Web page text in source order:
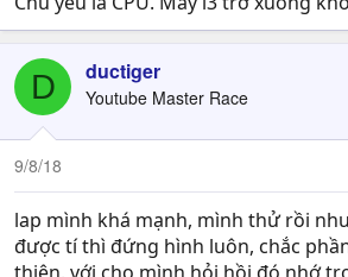
D ductiger
Youtube Master Race
9/8/18
lap mình khá mạnh, mình thử rồi
được tí thì đứng hình luôn, chắc